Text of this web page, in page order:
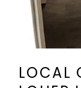
LOCAL